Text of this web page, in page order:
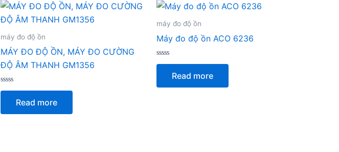
máy đo độ ồn
MÁY ĐO ĐỘ ỒN, MÁY ĐO CƯỜNG
ĐỘ ÂM THANH GM1356
Rated
5
Read more
máy đo độ ồn
Máy đo độ ồn ACO 6236
Rated
5
Read more